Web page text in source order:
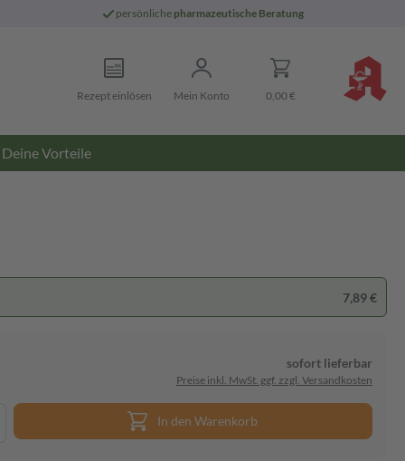
persönliche pharmazeutische Beratung
Rezept einlösen Mein Konto 0,00 €
Deine Vorteile
7,89 €
sofort lieferbar
Preise inkl. MwSt. ggf. zzgl. Versandkosten
In den Warenkorb